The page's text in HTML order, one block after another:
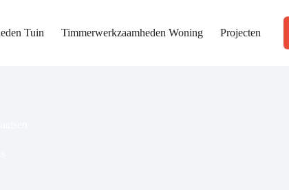
Tuin Timmerwerkzaamheden Woning Projecten